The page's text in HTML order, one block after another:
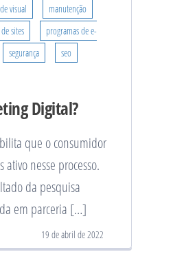
visual
manutenção
sites
programas de e-
segurança
seo
Digital?
que o consumidor
nesse processo.
da pesquisa
em parceria […]
19 de abril de 2022